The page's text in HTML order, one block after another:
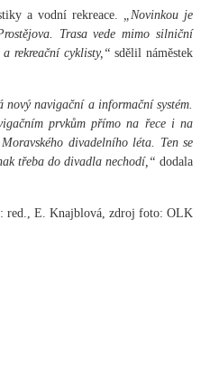
a vodní rekreace. „Novinkou je
Trasa vede mimo silniční
rekreační cyklisty,“ sdělil náměstek
nový navigační a informační systém.
prvkům přímo na řece i na
divadelního léta. Ten se
třeba do divadla nechodí,“ dodala
red., E. Knajblová, zdroj foto: OLK